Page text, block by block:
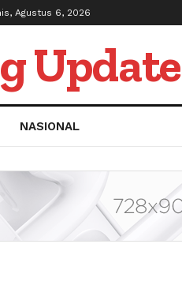
Agustus 6, 2026
Update
NASIONAL